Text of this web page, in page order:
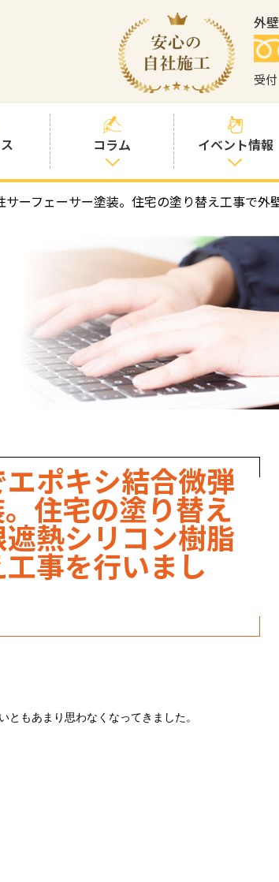
外
受
価
流
コラム
社長コラム
イベント情報
ーフェーサー塗装。住宅の塗り替え工事で外
ポキシ結合微弾
住宅の塗り替え
熱シリコン樹脂
事を行いまし
もあまり思わなくなってきました。